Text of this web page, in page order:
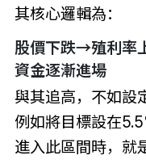
其核心邏輯為：
股價下跌→殖利率
資金逐漸進場
與其追高，不如設
例如將目標設在
進入此區間時，就